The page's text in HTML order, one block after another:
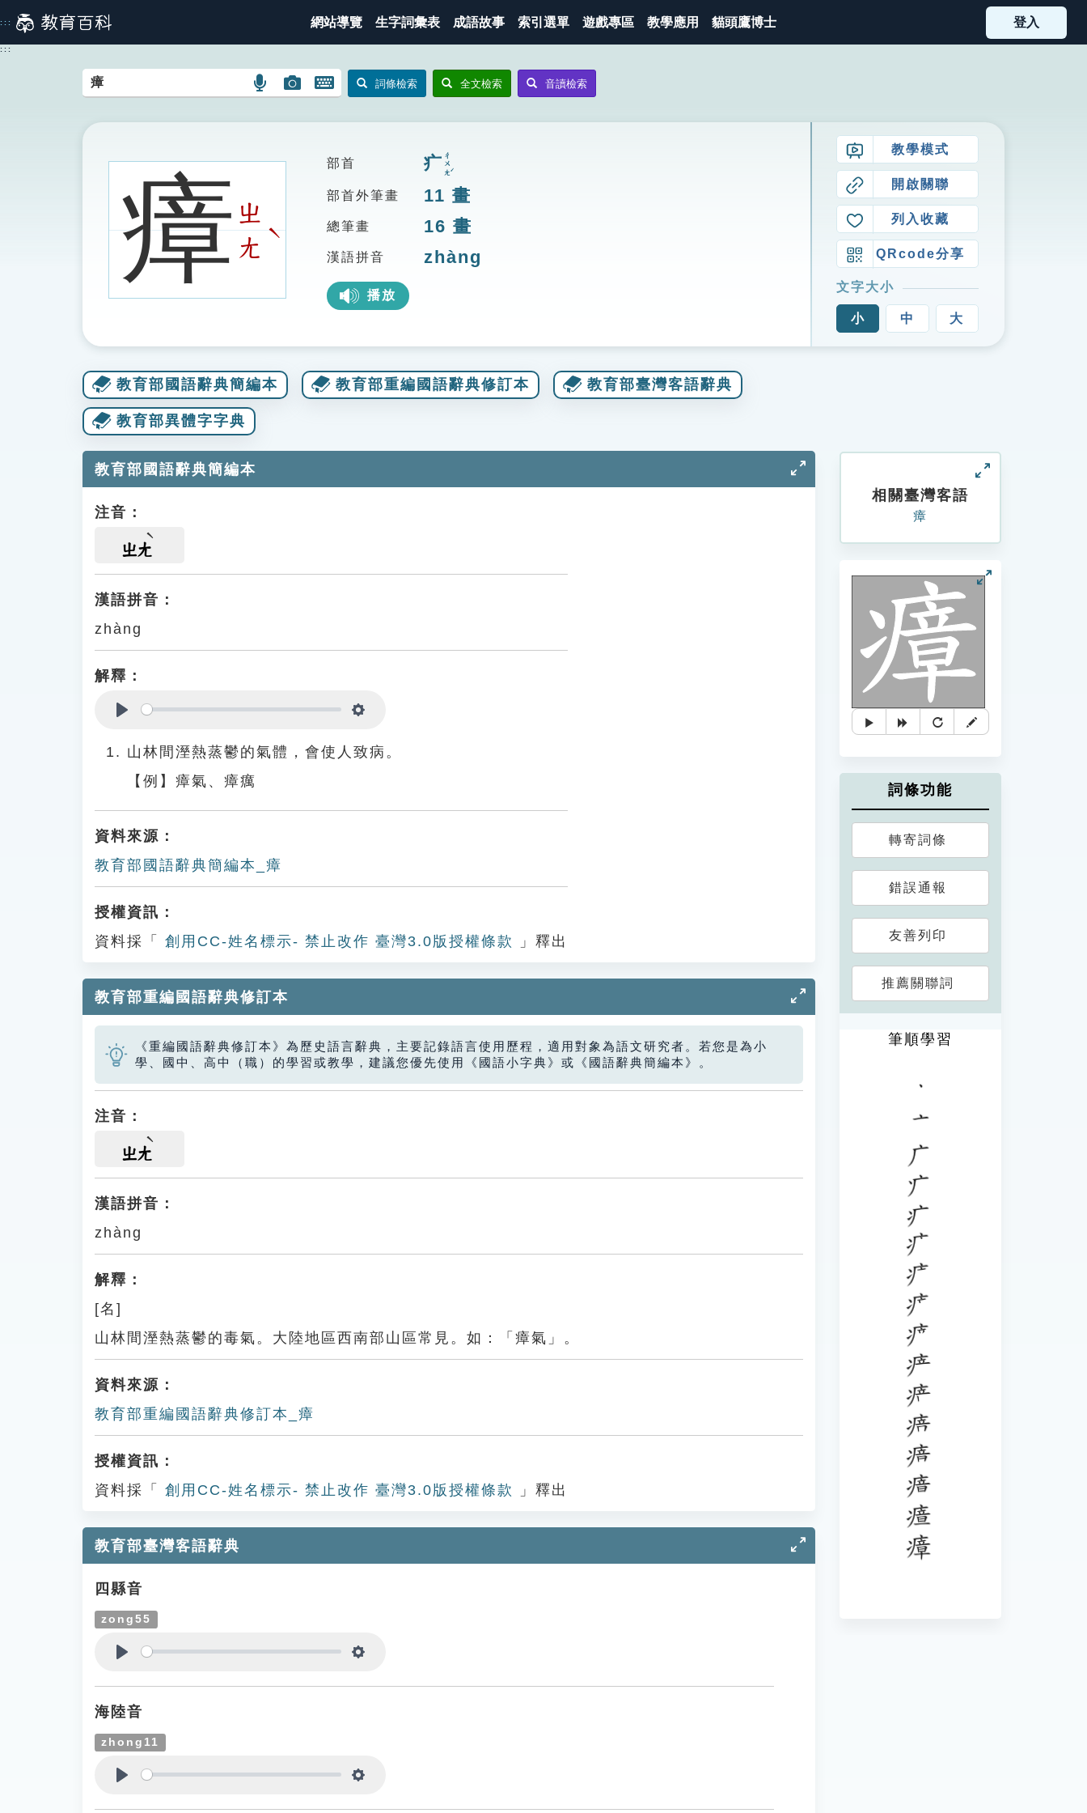
到
主
::: 網站導覽 生字詞彙表 成語故事 索引選單 遊戲專區 教學應用 貓頭鷹博士 登入
:::
語
搜
圖
圖
搜
開
鍵
圖
詞條檢索 全文檢索 音讀檢索
瘴ㄓ
ㄤ
ˋ
部首 疒ㄔㄨㄤˊ
部首外筆畫 11 畫
總筆畫 16 畫
漢語拼音 zhàng
播放
教學模式
開啟關聯
列入收藏
QRcode分享
文字大小
小 中 大
教育部國語辭典簡編本 教育部重編國語辭典修訂本 教育部臺灣客語辭典
教育部異體字字典
教育部國語辭典簡編本
注音：
ㄓㄤ
漢語拼音：
zhàng
解釋：
山林間溼熱蒸鬱的氣體，會使人致病。
【例】瘴氣、瘴癘
資料來源：
教育部國語辭典簡編本_瘴
授權資訊：
資料採「
創用CC-姓名標示- 禁止改作 臺灣3.0版授權條款 」釋出
教育部重編國語辭典修訂本
《重編國語辭典修訂本》為歷史語言辭典，主要記錄語言使用歷程，適用對象為語文研究者。若您是為小
學、國中、高中（職）的學習或教學，建議您優先使用《國語小字典》或《國語辭典簡編本》。
注音：
ㄓㄤ
漢語拼音：
zhàng
解釋：
[名]
山林間溼熱蒸鬱的毒氣。大陸地區西南部山區常見。如：「瘴氣」。
資料來源：
教育部重編國語辭典修訂本_瘴
授權資訊：
資料採「
創用CC-姓名標示- 禁止改作 臺灣3.0版授權條款 」釋出
教育部臺灣客語辭典
四縣音
zong55
海陸音
zhong11
相關臺灣客語
瘴
詞條功能
轉寄詞條
錯誤通報
友善列印
推薦關聯詞
筆順學習